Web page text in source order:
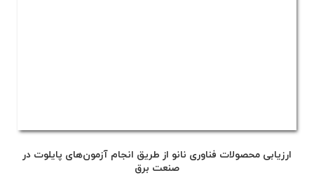
ارزیابی محصولات فناوری نانو از طریق انجام آزمون‌های پایلوت در
صنعت برق